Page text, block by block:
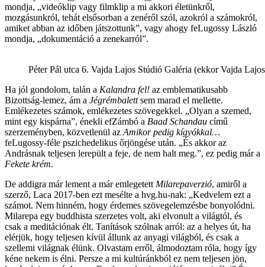
mondja, „videóklip vagy filmklip a mi akkori életünkről,
mozgásunkról, tehát elsősorban a zenéről szól, azokról a számokról,
amiket abban az időben játszottunk”, vagy ahogy feLugossy László
mondja, „dokumentáció a zenekarról”.
Péter Pál utca 6. Vajda Lajos Stúdió Galéria (ekkor Vajda
Ha jól gondolom, talán a Kalandra fel! az emblematikusabb
Bizottság-lemez, ám a Jégrémbalettsem marad el mellette.
Emlékezetes számok, emlékezetes szövegekkel. „Olyan a szemed,
mint egy kispárna”, énekli efZámbó a Baad Schandau című
szerzeményben, közvetlenül az Amikor pedig kígyókkal…
feLugossy-féle pszichedelikus őrjöngése után. „És akkor az
Andrásnak teljesen lerepült a feje, de nem halt meg.”, ez pedig már a
Fekete krém.
De addigra már lement a már emlegetett Milarepaverzió, amiről a
szerző, Laca 2017-ben ezt mesélte a hvg.hu-nak: „Kedvelem ezt a
számot. Nem hinném, hogy érdemes szövegelemzésbe bonyolódni.
Milarepa egy buddhista szerzetes volt, aki elvonult a világtól, és
csak a meditációnak élt. Tanítások szólnak arról: az a helyes út, ha
elérjük, hogy teljesen kívül állunk az anyagi világból, és csak a
szellemi világnak élünk. Olvastam erről, álmodoztam róla, hogy így
kéne nekem is élni. Persze a mi kultúránkból ez nem teljesen jön,